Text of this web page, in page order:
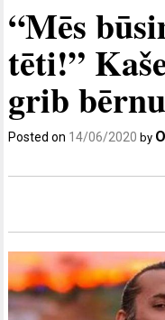
“Mēs
tēti!”
grib
Posted on 14/06/2020 by